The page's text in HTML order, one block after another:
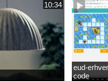
10:34
eud-
code